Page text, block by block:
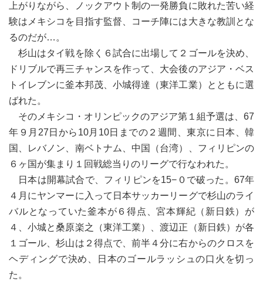
上がりながら、ノックアウト制の一発勝負に敗れた苦い経
験はメキシコを目指す監督、コーチ陣には大きな教訓とな
るのだが…。
杉山はタイ戦を除く６試合に出場して２ゴールを決め、
ドリブルで再三チャンスを作って、大会後のアジア・ベス
トイレブンに釜本邦茂、小城得達（東洋工業）とともに選
ばれた。
そのメキシコ・オリンピックのアジア第１組予選は、67
年９月27日から10月10日までの２週間、東京に日本、韓
国、レバノン、南ベトナム、中国（台湾）、フィリピンの
６ヶ国が集まり１回戦総当りのリーグで行なわれた。
日本は開幕試合で、フィリピンを15−０で破った。67年
４月にヤンマーに入って日本サッカーリーグで杉山のライ
バルとなっていた釜本が６得点、宮本輝紀（新日鉄）が
４、小城と桑原楽之（東洋工業）、渡辺正（新日鉄）が各
１ゴール、杉山は２得点で、前半４分に右からのクロスを
ヘディングで決め、日本のゴールラッシュの口火を切っ
た。